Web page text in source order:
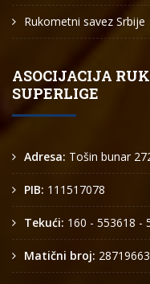
Rukometni savez Srbije
ASOCIJACIJA
SUPERLIGE
Adresa: Tošin bunar
PIB: 111517078
Tekući: 160 - 553618 -
Matični broj: 28719663